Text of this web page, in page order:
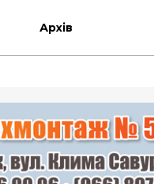
Архів